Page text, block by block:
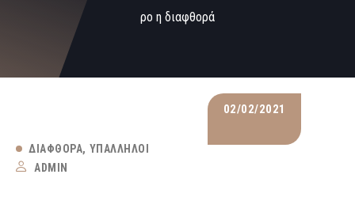
ρο η διαφθορά
02/02/2021
ΔΙΑΦΘΟΡΆ ΥΠΆΛΛΗΛΟΙ
ADMIN